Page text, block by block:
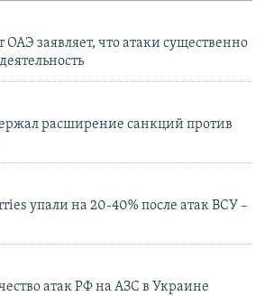
заявляет, что атаки существенно
расширение санкций против
упали на 20-40% после атак ВСУ –
атак РФ на АЗС в Украине